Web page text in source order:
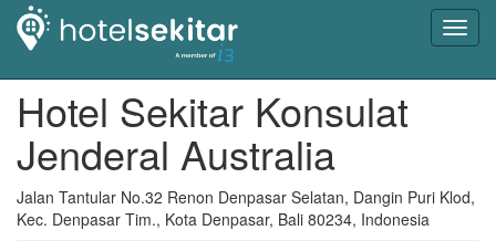
Hotel Sekitar Konsulat
Jenderal Australia
Jalan Tantular No.32 Renon Denpasar Selatan, Dangin Puri Klod,
Kec. Denpasar Tim., Kota Denpasar, Bali 80234, Indonesia